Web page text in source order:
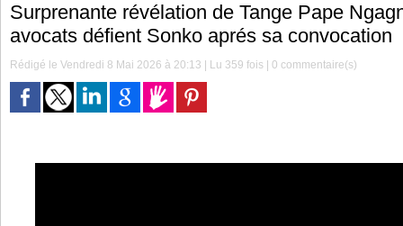
Surprenante révélation de Tange Pape
avocats défient Sonko aprés sa convocation
Rédigé le Vendredi 8 Mai 2026 à 20:13 | Lu 359 fois |0 commentaire(s)